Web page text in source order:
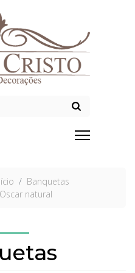
Banquetas
natural